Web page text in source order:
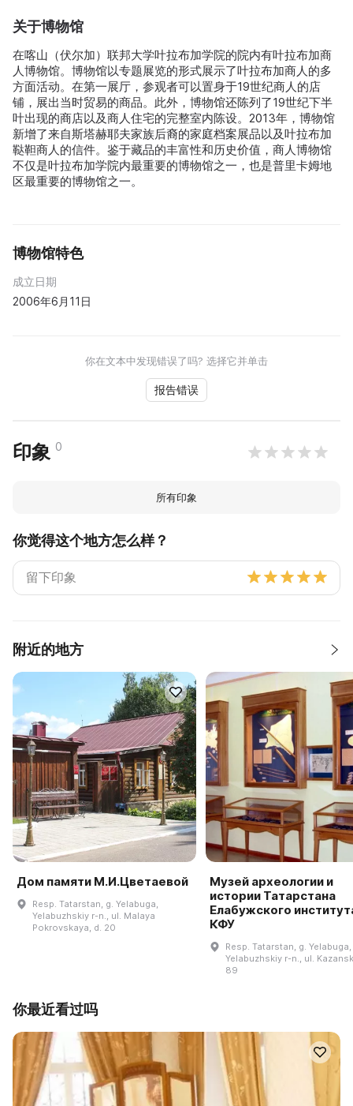
关于博物馆
在喀山（伏尔加）联邦大学叶拉布加学院的院内有叶拉布加商
人博物馆。博物馆以专题展览的形式展示了叶拉布加商人的多
方面活动。在第一展厅，参观者可以置身于19世纪商人的店
铺，展出当时贸易的商品。此外，博物馆还陈列了19世纪下半
叶出现的商店以及商人住宅的完整室内陈设。2013年，博物馆
新增了来自斯塔赫耶夫家族后裔的家庭档案展品以及叶拉布加
鞑靼商人的信件。鉴于藏品的丰富性和历史价值，商人博物馆
不仅是叶拉布加学院内最重要的博物馆之一，也是普里卡姆地
区最重要的博物馆之一。
博物馆特色
成立日期
2006年6月11日
你在文本中发现错误了吗? 选择它并单击
报告错误
印象 0
所有印象
你觉得这个地方怎么样？
附近的地方
Дом памяти М.И.Цветаевой
Resp. Tatarstan, g. Yelabuga,
Yelabuzhskiy r-n., ul. Malaya
Pokrovskaya, d. 20
Музей археологии и
истории Татарстана
Елабужского
КФУ
Resp. Tatarstan, g. Yelabuga,
Yelabuzhskiy r-n., ul.
89
你最近看过吗